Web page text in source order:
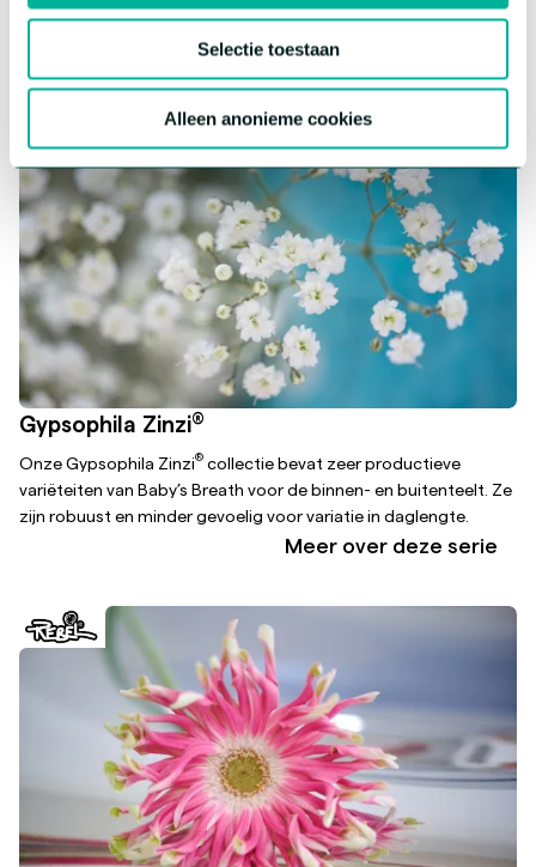
Selectie toestaan
Alleen anonieme cookies
Meer over deze serie
Gypsophila Zinzi®
Onze Gypsophila Zinzi® collectie bevat zeer productieve
variëteiten van Baby’s Breath voor de binnen- en buitenteelt. Ze
zijn robuust en minder gevoelig voor variatie in daglengte.
Meer over deze serie